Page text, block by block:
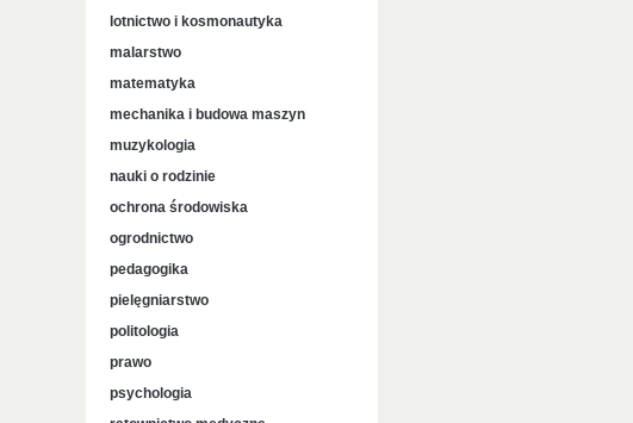
lotnictwo i kosmonautyka
malarstwo
matematyka
mechanika i budowa maszyn
muzykologia
nauki o rodzinie
ochrona środowiska
ogrodnictwo
pedagogika
pielęgniarstwo
politologia
prawo
psychologia